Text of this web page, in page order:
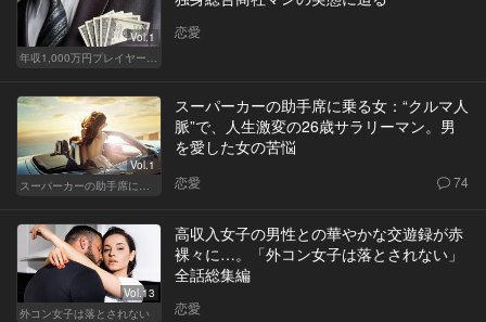
Vol.1
年収1,000万円プレイヤーの家計簿
恋愛
Vol.1
スーパーカーの助手席に乗る女
スーパーカーの助手席に乗る女：“クルマ人
脈”で、人生激変の26歳サラリーマン。男
を愛した女の苦悩
恋愛 74
Vol.13
外コン女子は落とされない
高収入女子の男性との華やかな交遊録が赤
裸々に…。「外コン女子は落とされない」
全話総集編
恋愛